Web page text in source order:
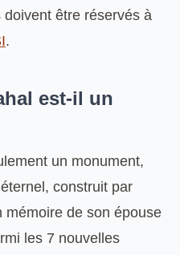
être réservés à
.
est-il un
un monument,
construit par
mémoire de son épouse
les 7 nouvelles